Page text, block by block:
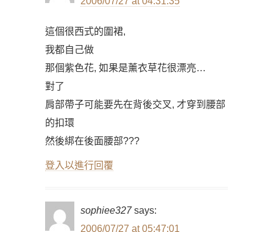
這個很西式的圍裙,
我都自己做
那個紫色花, 如果是薰衣草花很漂亮…
對了
肩部帶子可能要先在背後交叉, 才穿到腰部
的扣環
然後綁在後面腰部???
登入以進行回覆
sophiee327 says:
2006/07/27 at 05:47:01